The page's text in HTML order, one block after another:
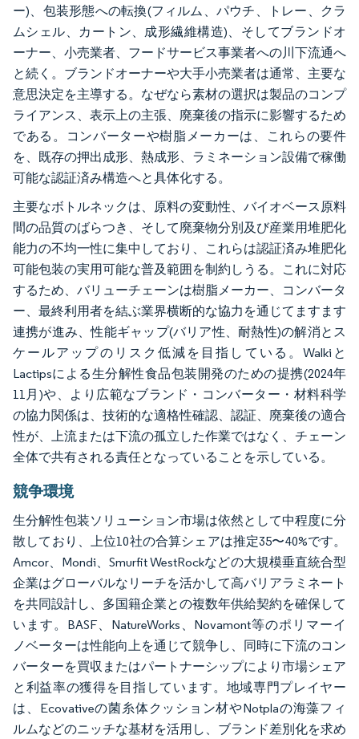
ー)、包装形態への転換(フィルム、パウチ、トレー、クラ
ムシェル、カートン、成形繊維構造)、そしてブランドオ
ーナー、小売業者、フードサービス事業者への川下流通へ
と続く。ブランドオーナーや大手小売業者は通常、主要な
意思決定を主導する。なぜなら素材の選択は製品のコンプ
ライアンス、表示上の主張、廃棄後の指示に影響するため
である。コンバーターや樹脂メーカーは、これらの要件
を、既存の押出成形、熱成形、ラミネーション設備で稼働
可能な認証済み構造へと具体化する。
主要なボトルネックは、原料の変動性、バイオベース原料
間の品質のばらつき、そして廃棄物分別及び産業用堆肥化
能力の不均一性に集中しており、これらは認証済み堆肥化
可能包装の実用可能な普及範囲を制約しうる。これに対応
するため、バリューチェーンは樹脂メーカー、コンバータ
ー、最終利用者を結ぶ業界横断的な協力を通じてますます
連携が進み、性能ギャップ(バリア性、耐熱性)の解消とス
ケールアップのリスク低減を目指している。Walkiと
Lactipsによる生分解性食品包装開発のための提携(2024年
11月)や、より広範なブランド・コンバーター・材料科学
の協力関係は、技術的な適格性確認、認証、廃棄後の適合
性が、上流または下流の孤立した作業ではなく、チェーン
全体で共有される責任となっていることを示している。
競争環境
生分解性包装ソリューション市場は依然として中程度に分
散しており、上位10社の合算シェアは推定35〜40%です。
Amcor、Mondi、Smurfit WestRockなどの大規模垂直統合型
企業はグローバルなリーチを活かして高バリアラミネート
を共同設計し、多国籍企業との複数年供給契約を確保して
います。BASF、NatureWorks、Novamont等のポリマーイ
ノベーターは性能向上を通じて競争し、同時に下流のコン
バーターを買収またはパートナーシップにより市場シェア
と利益率の獲得を目指しています。地域専門プレイヤー
は、Ecovativeの菌糸体クッション材やNotplaの海藻フィ
ルムなどのニッチな基材を活用し、ブランド差別化を求め